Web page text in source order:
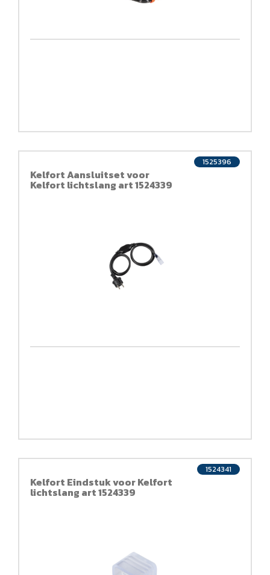
Kelfort Aansluitset voor
Kelfort lichtslang art 1524339
1525396
Kelfort Eindstuk voor Kelfort
lichtslang art 1524339
1524341